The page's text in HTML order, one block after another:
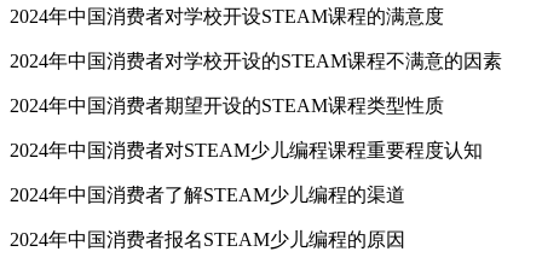
2024年中国消费者对学校开设STEAM课程的满意度
2024年中国消费者对学校开设的STEAM课程不满意的因素
2024年中国消费者期望开设的STEAM课程类型性质
2024年中国消费者对STEAM少儿编程课程重要程度认知
2024年中国消费者了解STEAM少儿编程的渠道
2024年中国消费者报名STEAM少儿编程的原因